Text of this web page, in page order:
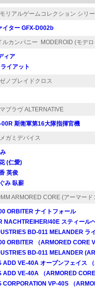
リアルゲームコレクション シリ
イター GFX-D002b
ルカンパニー MODEROID (モデ
ィア
イアット
ゼノブレイドクロス
マブラヴ ALTERNATIVE
斯衛軍第16大隊指揮官機
メガミデバイス
(仁愛)
英俊
み 臥薪
ARMORED CORE (アーマード
ORBITER ナイトフォール
NACHTREIHER/40E スティール
BD-011 MELANDER ラ
ORBITER （ARMORED CORE
BD-011 MELANDER
ADD VE-40A オープンフェイス
ADD VE-40A （ARMORED
CORPORATION VP-40S （